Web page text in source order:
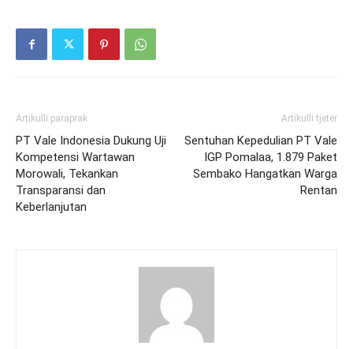
Artikulli paraprak
PT Vale Indonesia Dukung Uji
Kompetensi Wartawan
Morowali, Tekankan
Transparansi dan
Keberlanjutan
Artikulli tjetër
Sentuhan Kepedulian PT Vale
IGP Pomalaa, 1.879 Paket
Sembako Hangatkan Warga
Rentan